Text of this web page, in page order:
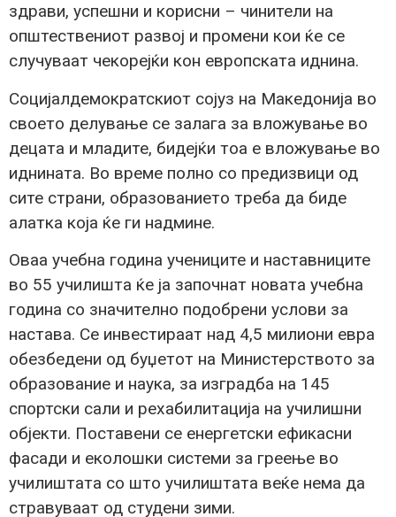
здрави, успешни и корисни – чинители на
општествениот развој и промени кои ќе се
случуваат чекорејќи кон европската иднина.
Социјалдемократскиот сојуз на Македонија во
своето делување се залага за вложување во
децата и младите, бидејќи тоа е вложување во
иднината. Во време полно со предизвици од
сите страни, образованието треба да биде
алатка која ќе ги надмине.
Оваа учебна година учениците и наставниците
во 55 училишта ќе ја започнат новата учебна
година со значително подобрени услови за
настава. Се инвестираат над 4,5 милиони евра
обезбедени од буџетот на Министерството за
образование и наука, за изградба на 145
спортски сали и рехабилитација на училишни
објекти. Поставени се енергетски ефикасни
фасади и еколошки системи за греење во
училиштата со што училиштата веќе нема да
стравуваат од студени зими.